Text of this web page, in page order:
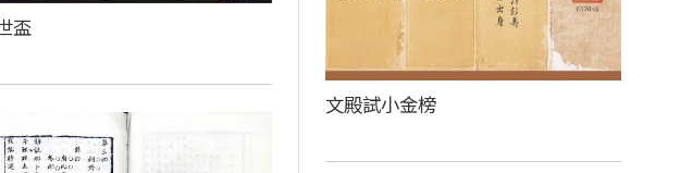
文殿試小金榜
盃